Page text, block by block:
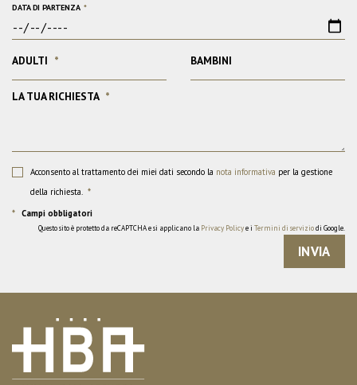
DATA DI PARTENZA *
ADULTI * BAMBINI
LA TUA RICHIESTA *
Acconsento al trattamento dei miei dati secondo la nota informativa per la gestione
della richiesta. *
* Campi obbligatori
Questo sito è protetto da reCAPTCHA e si applicano la Privacy Policye i Termini di serviziodi Google.
INVIA